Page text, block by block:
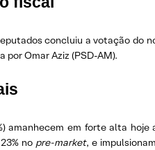
concluiu a votação do
por Omar Aziz (PSD-AM).
amanhecem em forte alta
no pre-market, e